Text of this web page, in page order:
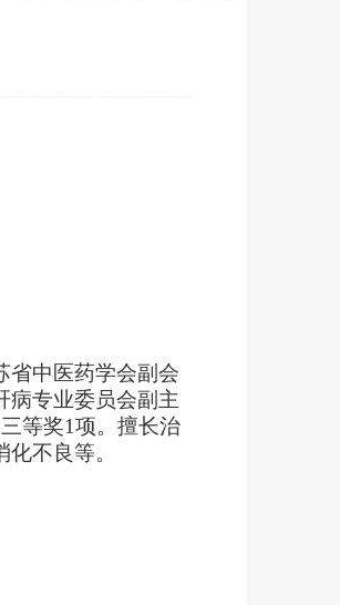
省中医药学会副会
病专业委员会副主
等奖1项。擅长治
不良等。